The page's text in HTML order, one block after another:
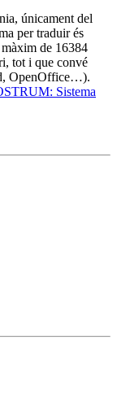
únicament del
per traduir és
de 16384
tot i que convé
OpenOffice…).
Sistema